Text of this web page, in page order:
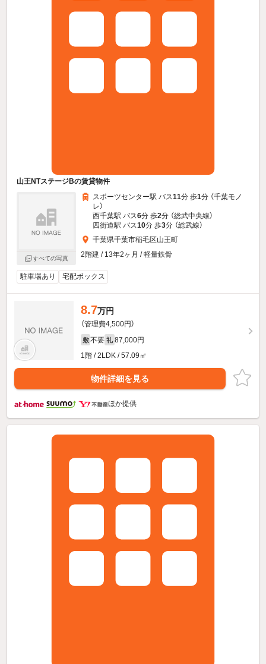
山王NTステージBの賃貸物件
すべての写真
スポーツセンター駅 バス11分 歩1分 （千葉モノ
レ）
西千葉駅 バス6分 歩2分 （総武中央線）
四街道駅 バス10分 歩3分 （総武線）
千葉県千葉市稲毛区山王町
2階建 / 13年2ヶ月 / 軽量鉄骨
駐車場あり 宅配ボックス
8.7万円
（管理費4,500円）
敷 不要 礼 87,000円
1階 / 2LDK / 57.09㎡
物件詳細を見る
ほか提供